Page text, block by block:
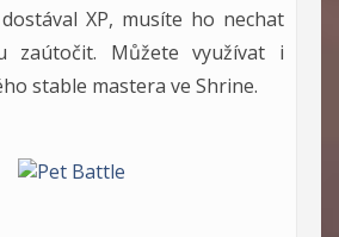
XP, musíte ho nechat
zaútočit. Můžete využívat i
stable mastera ve Shrine.